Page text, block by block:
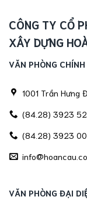
CÔNG TY CỔ
XÂY DỰNG
VĂN PHÒNG
1001 Trần Hưng
(84.28) 3923
(84.28) 3923
VĂN PHÒNG ĐẠI